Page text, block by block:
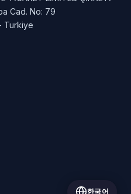
Cad. No: 79
Turkiye
한국어